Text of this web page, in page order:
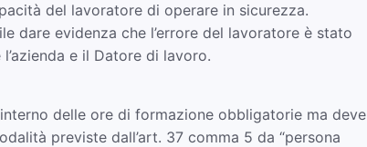
del lavoratore di operare in sicurezza.
dare evidenza che l’errore del lavoratore è stato
e il Datore di lavoro.
delle ore di formazione obbligatorie ma deve
previste dall’art. 37 comma 5 da “persona